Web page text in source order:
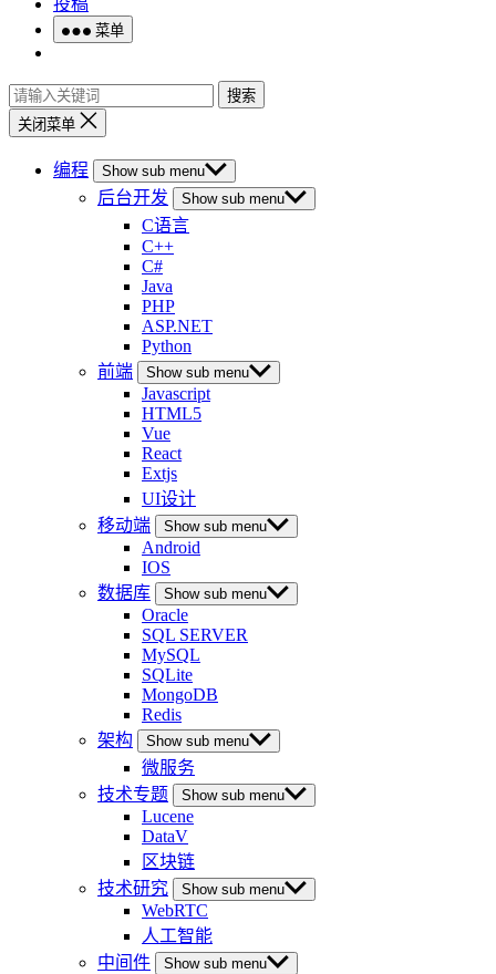
投稿
菜单
搜索
关闭菜单
编程 Show sub menu
后台开发 Show sub menu
C语言
C++
C#
Java
PHP
ASP.NET
Python
前端
Show sub menu
Javascript
HTML5
Vue
React
Extjs
UI设计
移动端
Show sub menu
Android
IOS
数据库
Show sub menu
Oracle
SQL SERVER
MySQL
SQLite
MongoDB
Redis
架构
Show sub menu
微服务
技术专题
Show sub menu
Lucene
DataV
区块链
技术研究
Show sub menu
WebRTC
人工智能
中间件
Show sub menu